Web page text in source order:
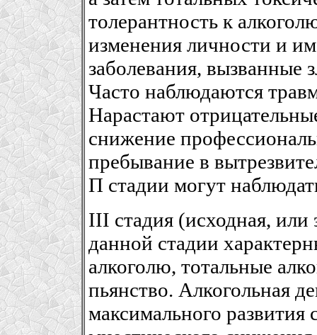
толерантность к
изменения личности и
заболевания, вызванные
Часто наблюдаются
Нарастают
снижение
пребывание в
П стадии могут
III стадия (исходная, или
данной стадии
алкоголю, тотальные
пьянство. Алкогольная
максимального развития